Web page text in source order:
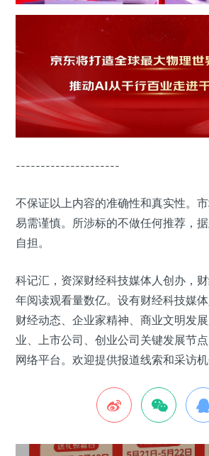
---------------------
不保证以上内容的准确性和真实性。
易需谨慎。所涉标的不做任何推荐，
自担。
科记汇，资深财经科技媒体人创办，
年阅读观看量数亿。设有财经科技媒
财经动态、企业家精神、商业文明发
业、上市公司、创业公司关键发展节
网络平台。欢迎提供报道线索和采访机